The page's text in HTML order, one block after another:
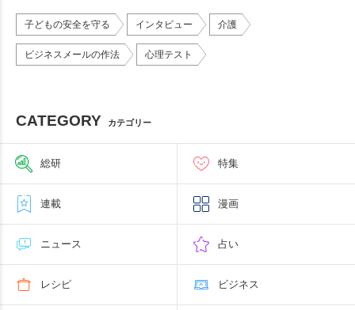
子どもの安全を守る インタビュー 介護
ビジネスメールの作法 心理テスト
CATEGORY カテゴリー
総研 特集
連載 漫画
ニュース 占い
レシピ ビジネス